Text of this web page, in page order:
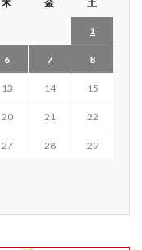
木 金 土
1
6 7 8
13 14 15
20 21 22
27 28 29